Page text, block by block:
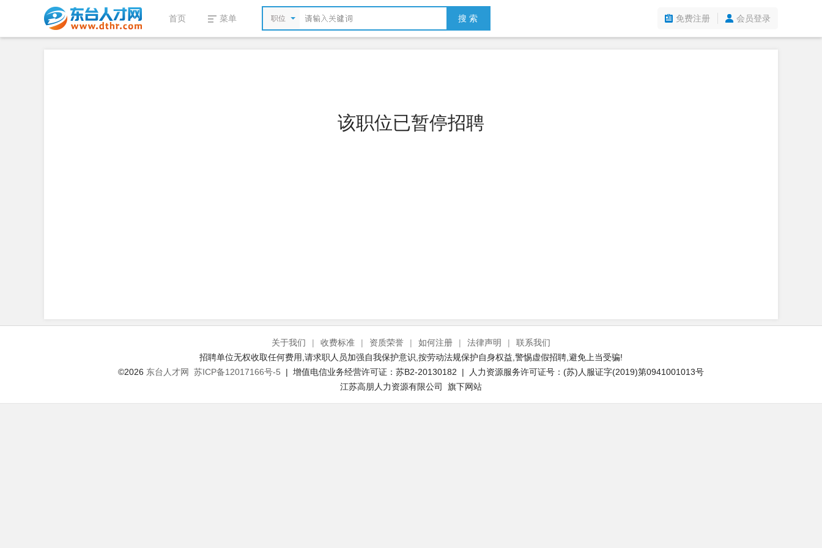
首页 菜单 职位 搜 索 免费注册 会员登录
该职位已暂停招聘
关于我们 | 收费标准 | 资质荣誉 | 如何注册 | 法律声明 |
联系我们
招聘单位无权收取任何费用,请求职人员加强自我保护意识,按劳动法规保护自身权益,警惕虚假招聘,避免上当受骗!
©2026 东台人才网 苏ICP备12017166号-5 | 增值电信业务经营许可证：苏B2-20130182 | 人力资源服务许可证号：(苏)人服证字(2019)第0941001013号
江苏高朋人力资源有限公司 旗下网站